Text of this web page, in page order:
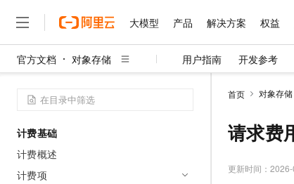
大模型 产品 解决方案 权益
官方文档 对象存储 用户指南 开发参考
计费基础
计费概述
计费项
首页 对象存储
请求费
更新时间：
大模型
千问AI平台
产品
精选产品
精选产品
大模型服务与应用平
多元化、高性能、安
解决方案
精选解决方案
精选解决方案
上传文档即自动完成
权益 普惠上云
云服务器38元/年起
推荐新用户得奖励，
定价 产品定价
了解云产品的定价详情
云上成本管理
管理和优化成本
云市场 精选商城
多端小程序
伙伴 成为销售伙伴
咨询伙伴
销售伙伴合作
服务 售前咨询
售后服务
自助服务
了解阿里云 为什么选择阿
技术领先